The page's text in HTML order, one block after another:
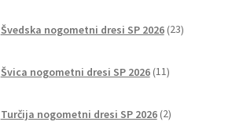
Švedska nogometni dresi SP 2026 23izdelkov
Švica nogometni dresi SP 2026 11izdelkov
Turčija nogometni dresi SP 2026 2izdelka